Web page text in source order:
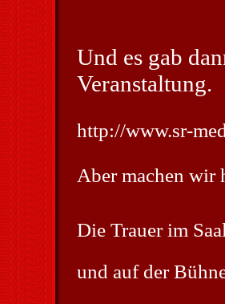
Und es gab
Veranstaltung.
http://www.sr-
Aber machen wir
Die Trauer im
und auf der